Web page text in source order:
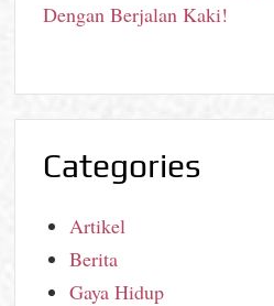
Dengan Berjalan Kaki!
Categories
Artikel
Berita
Gaya Hidup